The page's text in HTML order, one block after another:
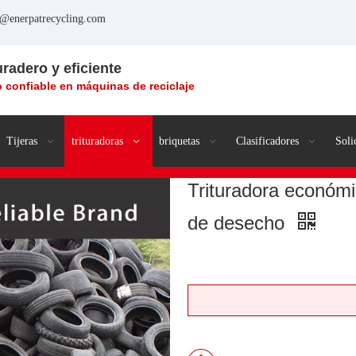
y eficiente
confiable en máquinas de reciclaje
Tijeras trituradoras briquetas Clasificadores
Trituradora
de desecho